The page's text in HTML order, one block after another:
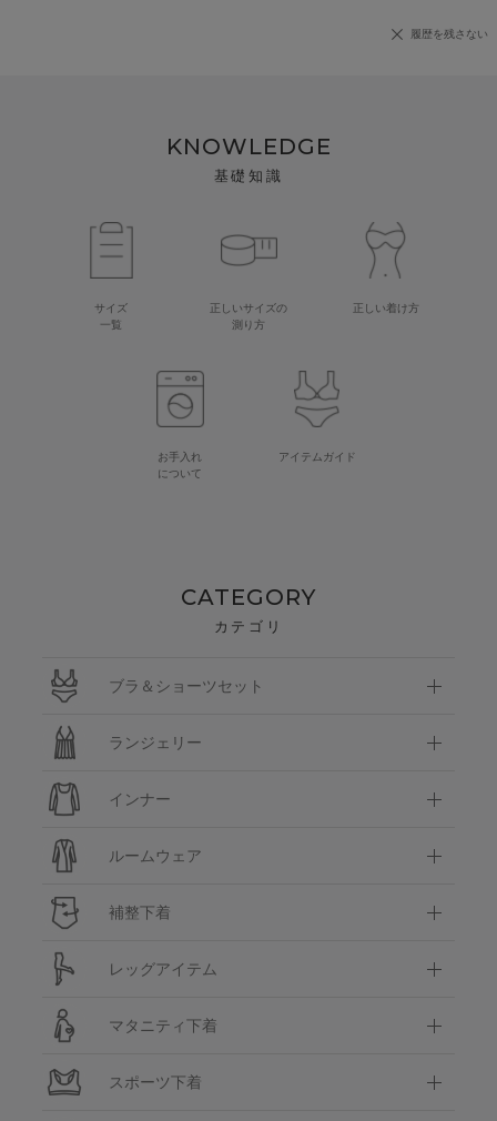
履歴を残さない
KNOWLEDGE
基礎知識
サイズ
一覧
正しいサイズの
測り方
正しい着け方
お手入れ
について
アイテムガイド
CATEGORY
カテゴリ
ブラ＆ショーツセット
ランジェリー
インナー
ルームウェア
補整下着
レッグアイテム
マタニティ下着
スポーツ下着